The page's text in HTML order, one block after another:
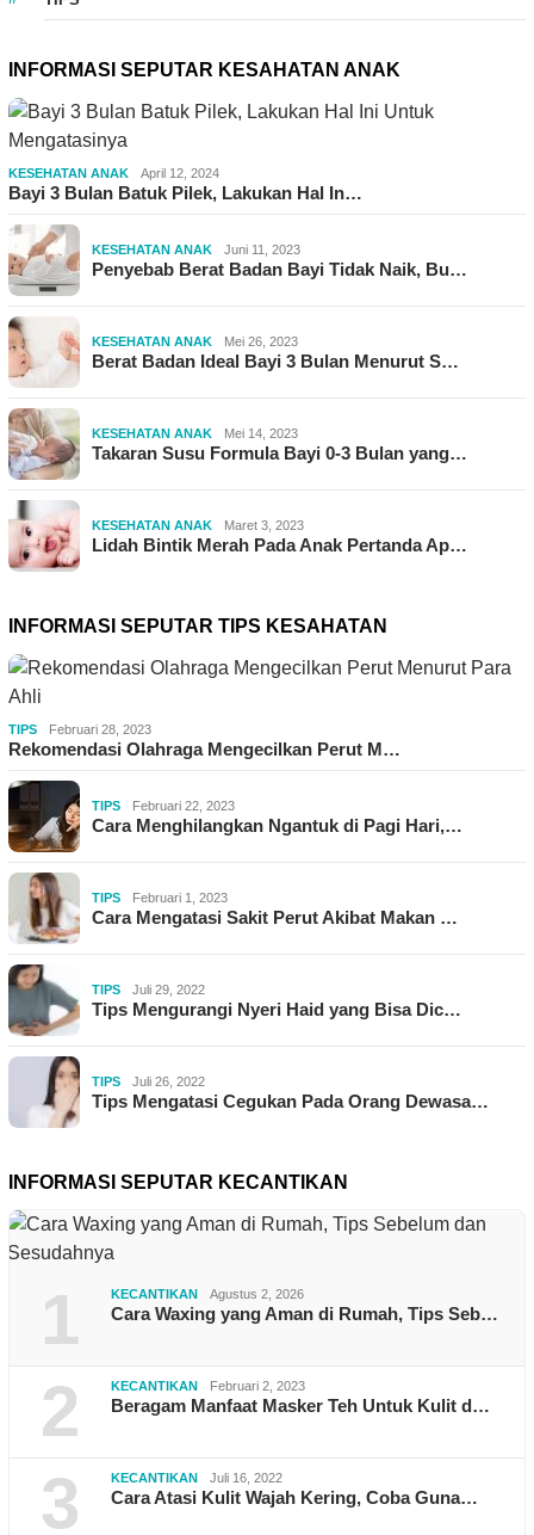
INFORMASI SEPUTAR KESAHATAN ANAK
KESEHATAN ANAK April 12, 2024
Bayi 3 Bulan Batuk Pilek, Lakukan Hal In…
KESEHATAN ANAK Juni 11, 2023
Penyebab Berat Badan Bayi Tidak Naik, Bu…
KESEHATAN ANAK Mei 26, 2023
Berat Badan Ideal Bayi 3 Bulan Menurut S…
KESEHATAN ANAK Mei 14, 2023
Takaran Susu Formula Bayi 0-3 Bulan yang…
KESEHATAN ANAK Maret 3, 2023
Lidah Bintik Merah Pada Anak Pertanda Ap…
INFORMASI SEPUTAR TIPS KESAHATAN
TIPS Februari 28, 2023
Rekomendasi Olahraga Mengecilkan Perut M…
TIPS Februari 22, 2023
Cara Menghilangkan Ngantuk di Pagi Hari,…
TIPS Februari 1, 2023
Cara Mengatasi Sakit Perut Akibat Makan …
TIPS Juli 29, 2022
Tips Mengurangi Nyeri Haid yang Bisa Dic…
TIPS Juli 26, 2022
Tips Mengatasi Cegukan Pada Orang Dewasa…
INFORMASI SEPUTAR KECANTIKAN
1 KECANTIKAN Agustus 2, 2026
Cara Waxing yang Aman di Rumah, Tips Seb…
2 KECANTIKAN Februari 2, 2023
Beragam Manfaat Masker Teh Untuk Kulit d…
3 KECANTIKAN Juli 16, 2022
Cara Atasi Kulit Wajah Kering, Coba Guna…